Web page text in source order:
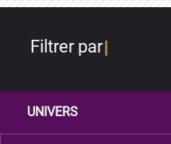
Filtrer par
UNIVERS